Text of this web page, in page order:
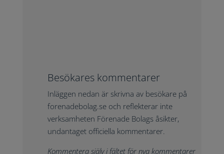
Besökares kommentarer
Inläggen nedan är skrivna av besökare på
forenadebolag.se och reflekterar inte
verksamheten Förenade Bolags åsikter,
undantaget officiella kommentarer.
Kommentera själv i fältet för nya kommentarer